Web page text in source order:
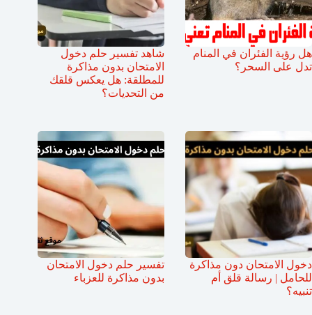
هل رؤية الفئران في المنام
تدل على السحر؟
شاهد تفسير حلم دخول
الامتحان بدون مذاكرة
للمطلقة: هل يعكس قلقك
من التحديات؟
دخول الامتحان دون مذاكرة
للحامل | رسالة قلق أم
تنبيه؟
تفسير حلم دخول الامتحان
بدون مذاكرة للعزباء